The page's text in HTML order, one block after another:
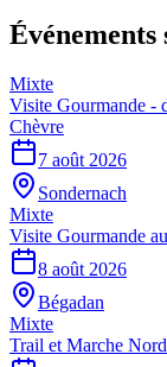
Mixte
Visite Gourmande -
Chèvre
7 août 2026
Sondernach
Mixte
Visite Gourmande
8 août 2026
Bégadan
Mixte
Trail et Marche